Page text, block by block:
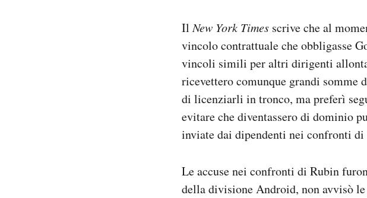
IlNew York Times scrive che al
vincolo contrattuale che obbligasse
vincoli simili per altri dirigenti
ricevettero comunque grandi somme
di licenziarli in tronco, ma preferì
evitare che diventassero di dominio
inviate dai dipendenti nei confronti di
Le accuse nei confronti di Rubin
della divisione Android, non avvisò